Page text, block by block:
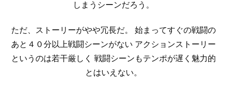
しまうシーンだろう。
ただ、ストーリーがやや冗長だ。
始まってすぐの戦闘の
あと４０分以上戦闘シーンがない アクションストーリー
というのは若干厳しく 戦闘シーンもテンポが遅く魅力的
とはいえない。